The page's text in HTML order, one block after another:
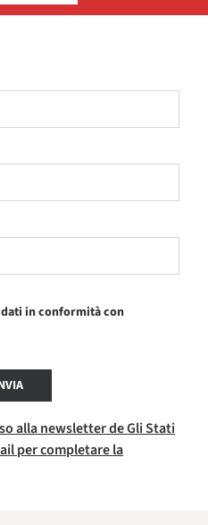
in conformità con
alla newsletter de Gli Stati
per completare la